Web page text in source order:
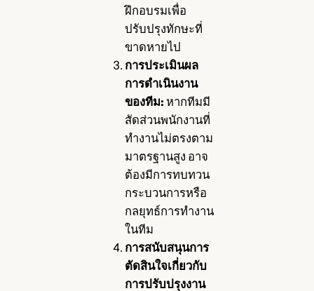
ฝึกอบรมเพื่อ
ปรับปรุงทักษะที่
ขาดหายไป
การประเมินผล
การดำเนินงาน
ของทีม: หากทีมมี
สัดส่วนพนักงานที่
ทำงานไม่ตรงตาม
มาตรฐานสูง อาจ
ต้องมีการทบทวน
กระบวนการหรือ
กลยุทธ์การทำงาน
ในทีม
การสนับสนุนการ
ตัดสินใจเกี่ยวกับ
การปรับปรุงงาน